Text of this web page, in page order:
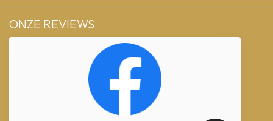
ONZE REVIEWS